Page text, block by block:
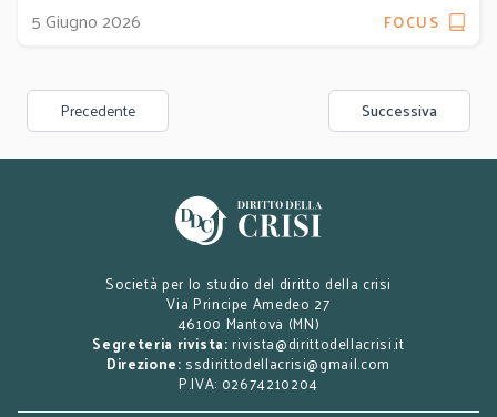
5 Giugno 2026 FOCUS
Precedente Successiva
Società per lo studio del diritto della crisi
Via Principe Amedeo 27
46100 Mantova (MN)
Segreteria rivista: rivista@dirittodellacrisi.it
Direzione: ssdirittodellacrisi@gmail.com
P.IVA: 02674210204